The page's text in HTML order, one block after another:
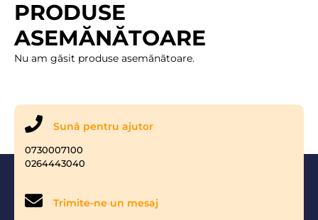
PRODUSE
ASEMĂNĂTOARE
Nu am găsit produse asemănătoare.
Sună pentru ajutor
0730007100
0264443040
Trimite-ne un mesaj